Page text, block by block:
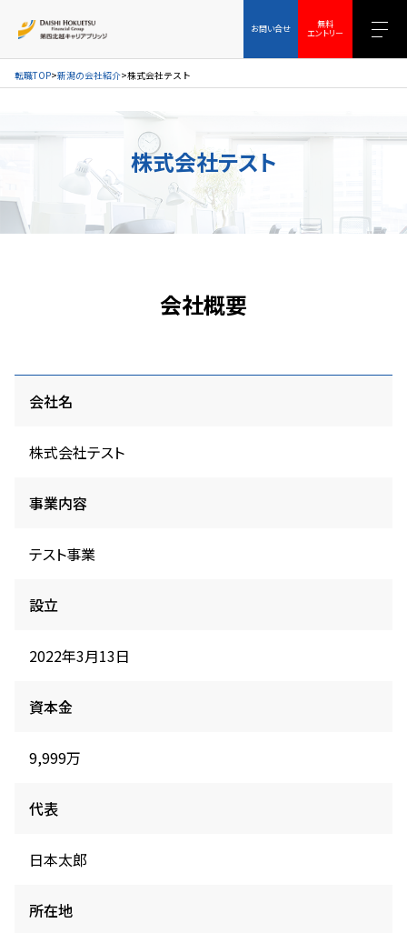
お問い合せ 無料
エントリー
お問い合せ 無料エントリー
転職TOP 新潟の会社紹介 株式会社テスト
株式会社テスト
会社概要
会社名
株式会社テスト
事業内容
テスト事業
設立
2022年3月13日
資本金
9,999万
代表
日本太郎
所在地